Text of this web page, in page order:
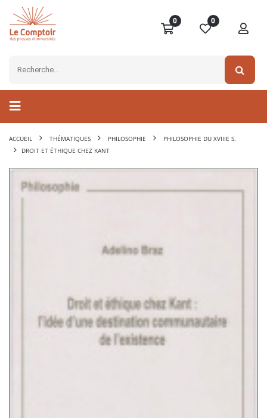
0 0
ACCUEIL THÉMATIQUES PHILOSOPHIE
PHILOSOPHIE DU XVIIIE S.
DROIT ET ÉTHIQUE CHEZ KANT